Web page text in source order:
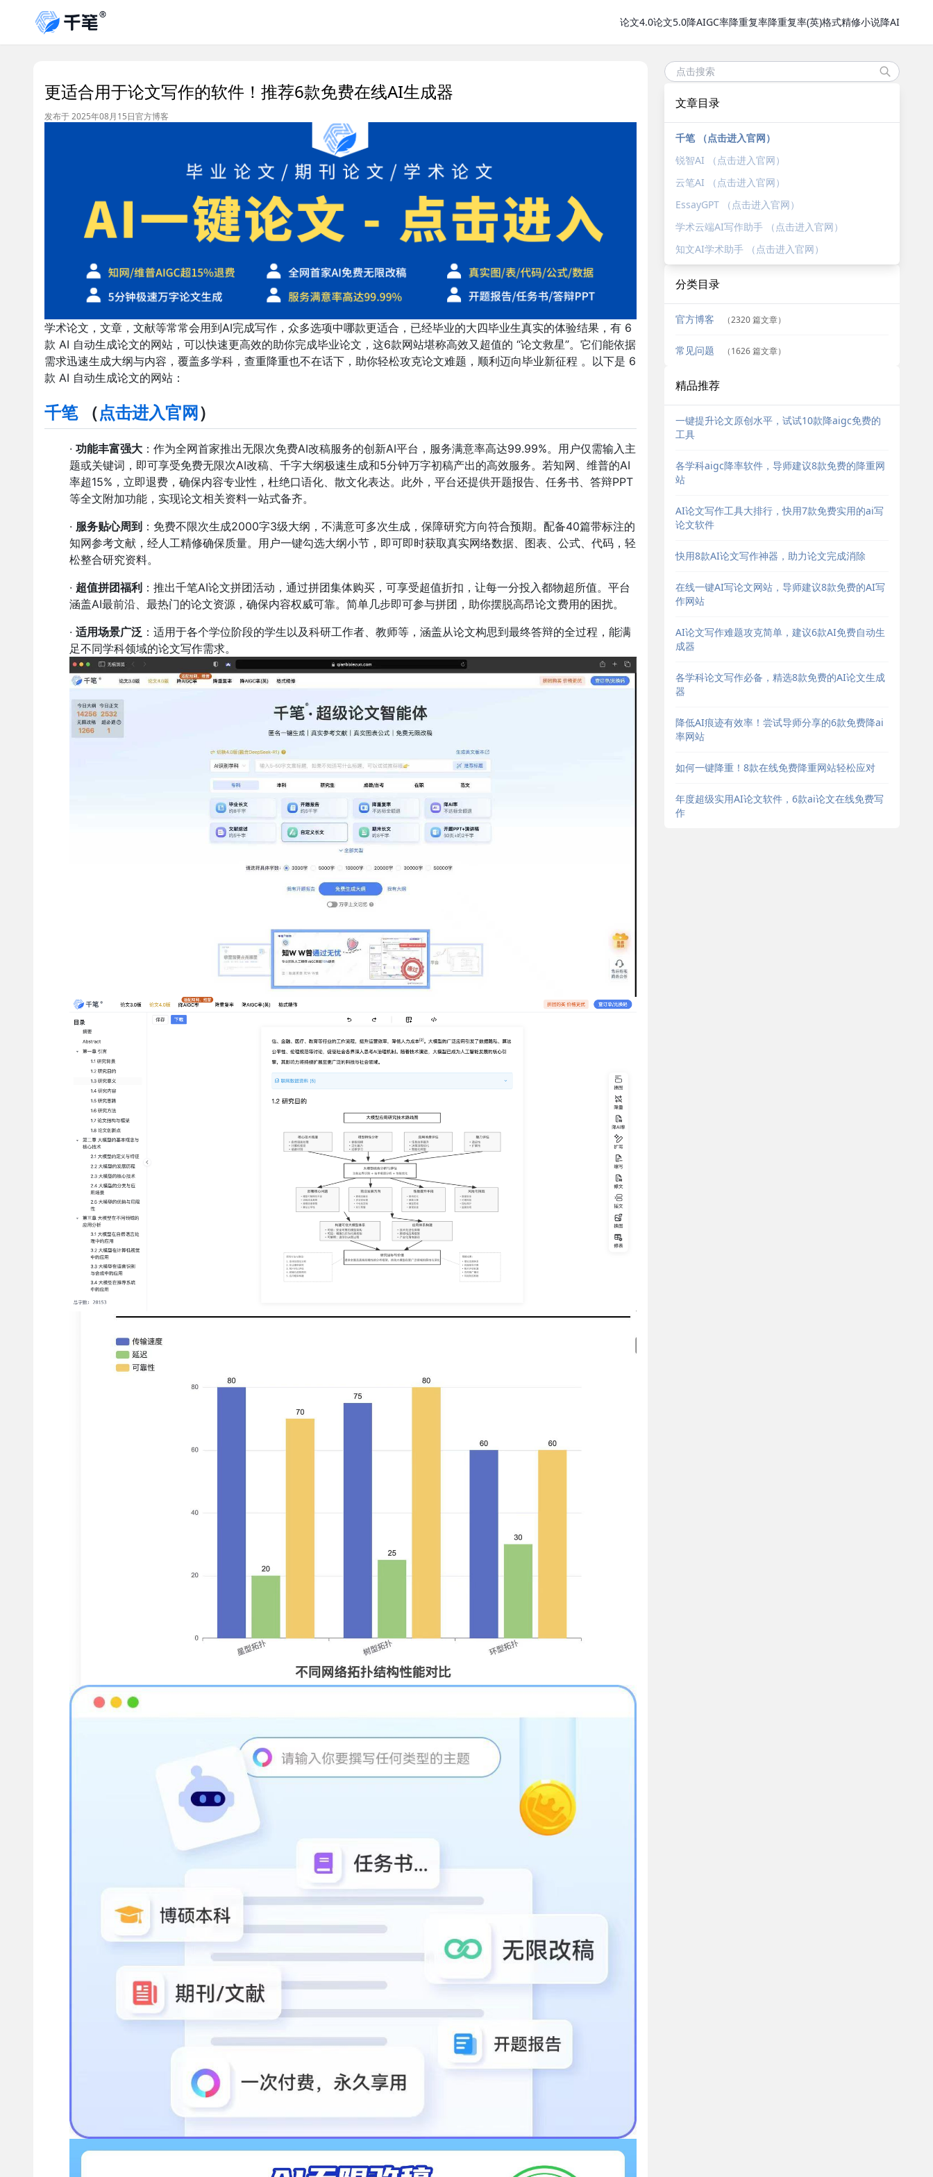
论文4.0论文5.0降AIGC率降重复率降重复率(英)格式精修小说降AI
更适合用于论文写作的软件！推荐6款免费在线AI生成器
发布于 2025年08月15日官方博客
学术论文，文章，文献等常常会用到AI完成写作，众多选项中哪款更适合，已经毕业的大四毕业生真实的体验结果，有 6
款 AI 自动生成论文的网站，可以快速更高效的助你完成毕业论文，这6款网站堪称高效又超值的 “论文救星”。它们能依据
需求迅速生成大纲与内容，覆盖多学科，查重降重也不在话下，助你轻松攻克论文难题，顺利迈向毕业新征程 。以下是 6
款 AI 自动生成论文的网站：
千笔（点击进入官网 ）
· 功能丰富强大 ：作为全网首家推出无限次免费AI改稿服务的创新AI平台，服务满意率高达99.99%。用户仅需输入主
题或关键词，即可享受免费无限次AI改稿、千字大纲极速生成和5分钟万字初稿产出的高效服务。若知网、维普的AI
率超15%，立即退费，确保内容专业性，杜绝口语化、散文化表达。此外，平台还提供开题报告、任务书、答辩PPT
等全文附加功能，实现论文相关资料一站式备齐。
· 服务贴心周到 ：免费不限次生成2000字3级大纲，不满意可多次生成，保障研究方向符合预期。配备40篇带标注的
知网参考文献，经人工精修确保质量。用户一键勾选大纲小节，即可即时获取真实网络数据、图表、公式、代码，轻
松整合研究资料。
· 超值拼团福利 ：推出千笔AI论文拼团活动，通过拼团集体购买，可享受超值折扣，让每一分投入都物超所值。平台
涵盖AI最前沿、最热门的论文资源，确保内容权威可靠。简单几步即可参与拼团，助你摆脱高昂论文费用的困扰。
· 适用场景广泛 ：适用于各个学位阶段的学生以及科研工作者、教师等，涵盖从论文构思到最终答辩的全过程，能满
足不同学科领域的论文写作需求。
文章目录
千笔 （点击进入官网）
锐智AI （点击进入官网）
云笔AI （点击进入官网）
EssayGPT （点击进入官网）
学术云端AI写作助手 （点击进入官网）
知文AI学术助手 （点击进入官网）
分类目录
官方博客 （2320 篇文章）
常见问题 （1626 篇文章）
精品推荐
一键提升论文原创水平，试试10款降aigc免费的
工具
各学科aigc降率软件，导师建议8款免费的降重网
站
AI论文写作工具大排行，快用7款免费实用的ai写
论文软件
快用8款AI论文写作神器，助力论文完成消除
在线一键AI写论文网站，导师建议8款免费的AI写
作网站
AI论文写作难题攻克简单，建议6款AI免费自动生
成器
各学科论文写作必备，精选8款免费的AI论文生成
器
降低AI痕迹有效率！尝试导师分享的6款免费降ai
率网站
如何一键降重！8款在线免费降重网站轻松应对
年度超级实用AI论文软件，6款ai论文在线免费写
作